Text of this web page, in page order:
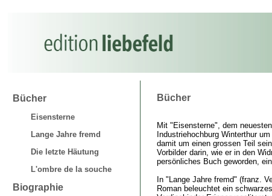
Bücher
Eisensterne
Lange Jahre fremd
Die letzte Häutung
L'ombre de la souche
Biographie
Bücher
Mit "Eisensterne", dem
Industriehochburg Winterthur
damit um einen grossen Teil
Vorbilder darin, wie er in den
persönliches Buch geworden,
In "Lange Jahre fremd" (franz.
Roman beleuchtet ein